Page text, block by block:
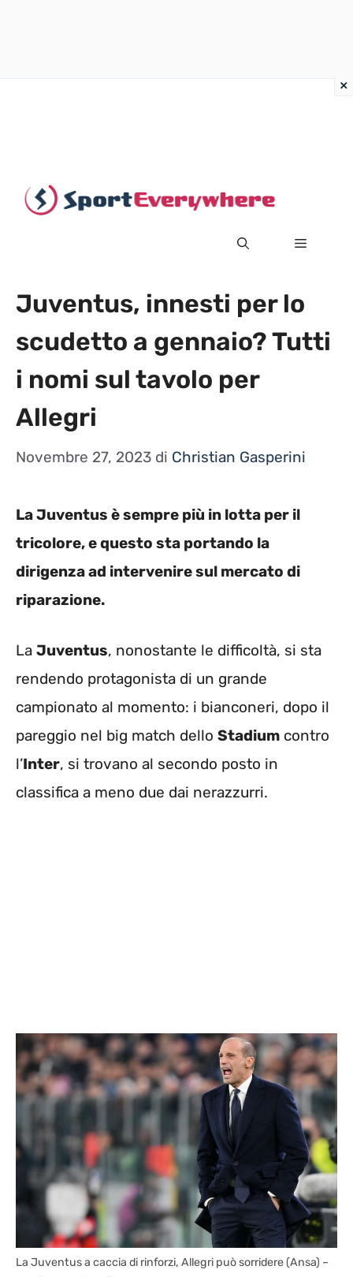
MENU
Juventus, innesti per lo
scudetto a gennaio? Tutti
i nomi sul tavolo per
Allegri
Novembre 27, 2023 di Christian Gasperini
La Juventus è sempre più in lotta per il
tricolore, e questo sta portando la
dirigenza ad intervenire sul mercato di
riparazione.
La Juventus, nonostante le difficoltà, si sta
rendendo protagonista di un grande
campionato al momento: i bianconeri, dopo il
pareggio nel big match dello Stadium contro
l’Inter, si trovano al secondo posto in
classifica a meno due dai nerazzurri.
La Juventus a caccia di rinforzi, Allegri può sorridere (Ansa) –